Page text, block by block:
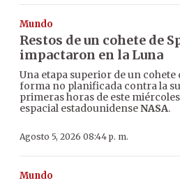
Mundo
Restos de un cohete de
impactaron en la Luna
Una etapa superior de un cohete
forma no planificada contra la
primeras horas de este
espacial estadounidenseNASA.
Agosto 5, 2026 08:44 p. m.
Mundo